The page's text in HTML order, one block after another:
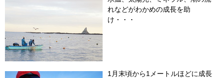
れなどがわかめの成長を助
け・・・
1月末頃から1メートルほどに成長